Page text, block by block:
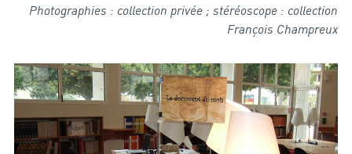
Photographies : collection privée ; stéréoscope : collection
François Champreux